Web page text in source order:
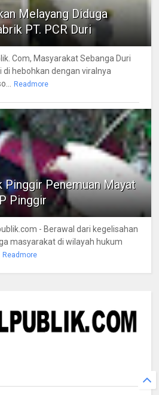
Melayang Diduga
PT. PCR Duri
Com, Masyarakat Sebanga Duri
di hebohkan dengan viralnya
Readmore
Pinggir Penemuan Mayat
Pinggir
- Berawal dari kegelisahan
masyarakat di wilayah hukum
Readmore